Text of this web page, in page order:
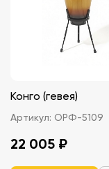
Конго (гевея)
Артикул: ОРФ-5109
22 005 ₽